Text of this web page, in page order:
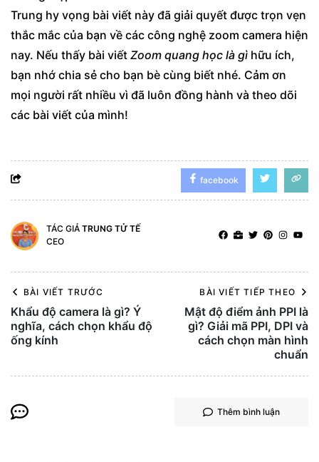
Trung hy vọng bài viết này đã giải quyết được trọn vẹn
thắc mắc của bạn về các công nghệ zoom camera hiện
nay. Nếu thấy bài viết Zoom quang học là gì hữu ích,
bạn nhớ chia sẻ cho bạn bè cùng biết nhé. Cảm ơn
mọi người rất nhiều vì đã luôn đồng hành và theo dõi
các bài viết của mình!
facebook
TÁC GIẢ TRUNG TỬ TẾ
CEO
BÀI VIẾT TRƯỚC
Khẩu độ camera là gì? Ý
nghĩa, cách chọn khẩu độ
ống kính
BÀI VIẾT TIẾP THEO
Mật độ điểm ảnh PPI là
gì? Giải mã PPI, DPI và
cách chọn màn hình
chuẩn
Thêm bình luận